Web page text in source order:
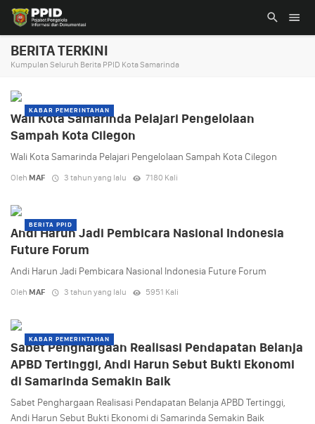
BERITA TERKINI
Kumpulan Seluruh Berita PPID Kota Samarinda
KABAR PEMERINTAHAN
Wali Kota Samarinda Pelajari Pengelolaan
Sampah Kota Cilegon
Wali Kota Samarinda Pelajari Pengelolaan Sampah Kota Cilegon
Oleh MAF 3 tahun yang lalu 7180 Kali
BERITA PPID
Andi Harun Jadi Pembicara Nasional Indonesia
Future Forum
Andi Harun Jadi Pembicara Nasional Indonesia Future Forum
Oleh MAF 3 tahun yang lalu 5951 Kali
KABAR PEMERINTAHAN
Sabet Penghargaan Realisasi Pendapatan Belanja
APBD Tertinggi, Andi Harun Sebut Bukti Ekonomi
di Samarinda Semakin Baik
Sabet Penghargaan Realisasi Pendapatan Belanja APBD Tertinggi,
Andi Harun Sebut Bukti Ekonomi di Samarinda Semakin Baik